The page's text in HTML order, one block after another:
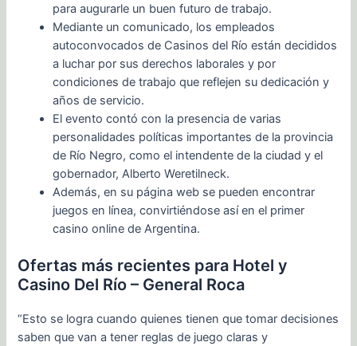
para augurarle un buen futuro de trabajo.
Mediante un comunicado, los empleados
autoconvocados de Casinos del Río están decididos
a luchar por sus derechos laborales y por
condiciones de trabajo que reflejen su dedicación y
años de servicio.
El evento contó con la presencia de varias
personalidades políticas importantes de la provincia
de Río Negro, como el intendente de la ciudad y el
gobernador, Alberto Weretilneck.
Además, en su página web se pueden encontrar
juegos en línea, convirtiéndose así en el primer
casino online de Argentina.
Ofertas más recientes para Hotel y
Casino Del Río – General Roca
“Esto se logra cuando quienes tienen que tomar decisiones
saben que van a tener reglas de juego claras y